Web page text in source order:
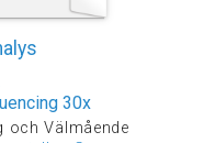
30x
och Välmående